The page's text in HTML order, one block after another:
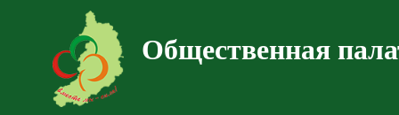
Общественная